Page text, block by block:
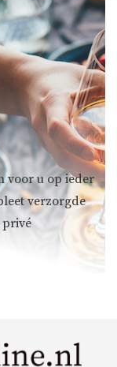
voor u op ieder
verzorgde